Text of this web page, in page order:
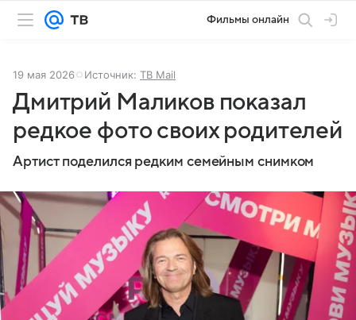
Фильмы онлайн
19 мая 2026 Источник: ТВ Mail
Дмитрий Маликов показал
редкое фото своих родителей
Артист поделился редким семейным снимком